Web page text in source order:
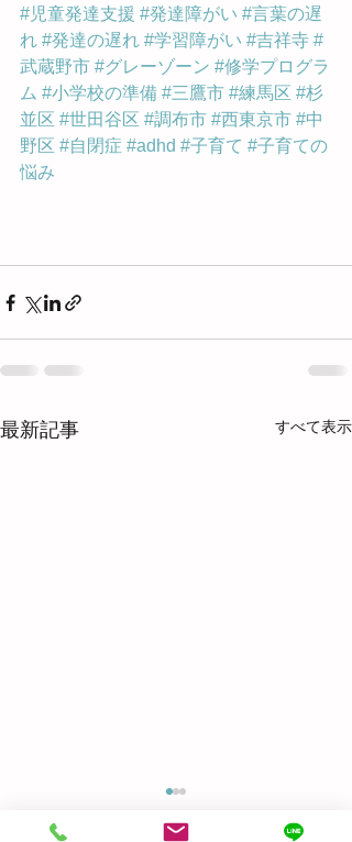
#児童発達支援 #発達障がい #言葉の遅
れ #発達の遅れ #学習障がい #吉祥寺 #
武蔵野市 #グレーゾーン #修学プログラ
ム #小学校の準備 #三鷹市 #練馬区 #杉
並区 #世田谷区 #調布市 #西東京市 #中
野区 #自閉症 #adhd #子育て #子育ての
悩み
最新記事 すべて表示